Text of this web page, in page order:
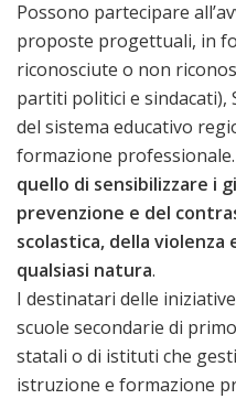
Possono partecipare
proposte progettuali, in
riconosciute o non
partiti politici e sindacati),
del sistema educativo
formazione professionale.
quello di sensibilizzare i
prevenzione e del
scolastica, della violenza
qualsiasi natura.
I destinatari delle
scuole secondarie di
statali o di istituti che
istruzione e formazione